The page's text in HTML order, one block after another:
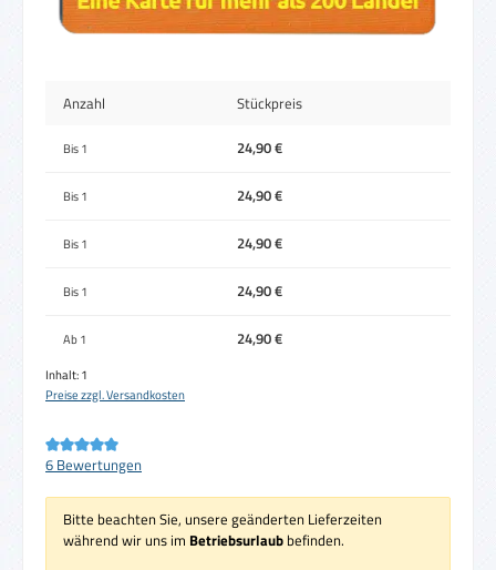
Anzahl Stückpreis
Bis1 24,90 €
Bis1 24,90 €
Bis1 24,90 €
Bis1 24,90 €
Ab1 24,90 €
Inhalt:1
Preise zzgl. Versandkosten
Durchschnittliche Bewertung von 5 von 5 Sternen
6 Bewertungen
Bitte beachten Sie, unsere geänderten Lieferzeiten
während wir uns im Betriebsurlaub befinden.